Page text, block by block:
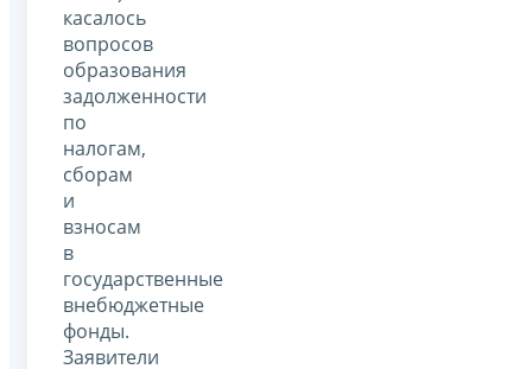
касалось
вопросов
образования
задолженности
по
налогам,
сборам
и
взносам
в
государственные
внебюджетные
фонды.
Заявители